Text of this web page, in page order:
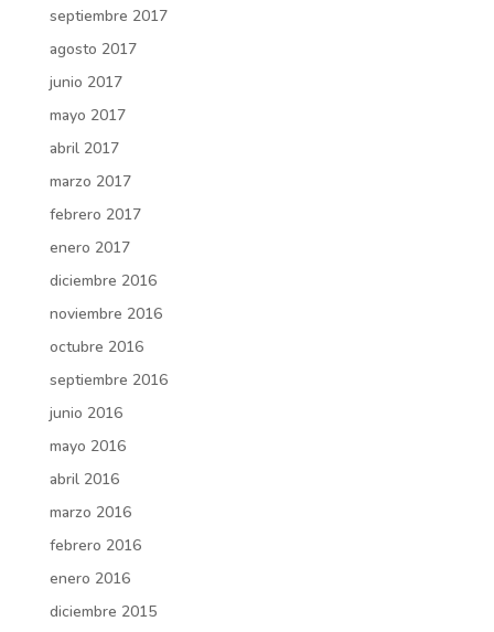
septiembre 2017
agosto 2017
junio 2017
mayo 2017
abril 2017
marzo 2017
febrero 2017
enero 2017
diciembre 2016
noviembre 2016
octubre 2016
septiembre 2016
junio 2016
mayo 2016
abril 2016
marzo 2016
febrero 2016
enero 2016
diciembre 2015